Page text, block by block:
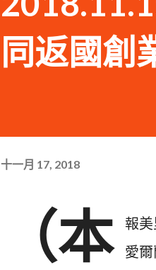
同返國創
十一月 17, 2018
（本 報美
愛